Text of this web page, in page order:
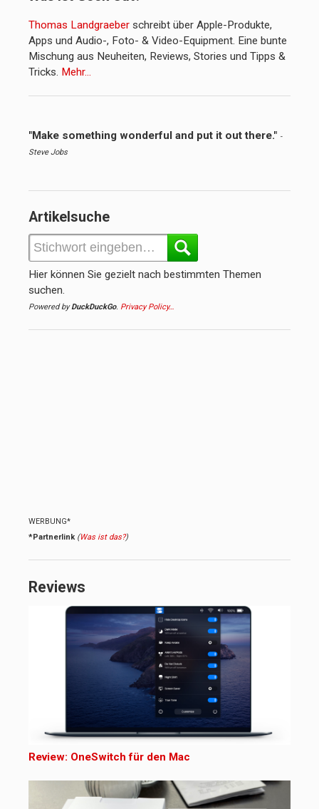
Thomas Landgraeber schreibt über Apple-Produkte,
Apps und Audio-, Foto- & Video-Equipment. Eine bunte
Mischung aus Neuheiten, Reviews, Stories und Tipps &
Tricks. Mehr…
"Make something wonderful and put it out there." -
Steve Jobs
Artikelsuche
Hier können Sie gezielt nach bestimmten Themen
suchen.
Powered byDuckDuckGo. Privacy Policy…
WERBUNG*
*Partnerlink (Was ist das?)
Reviews
Review: OneSwitch für den Mac